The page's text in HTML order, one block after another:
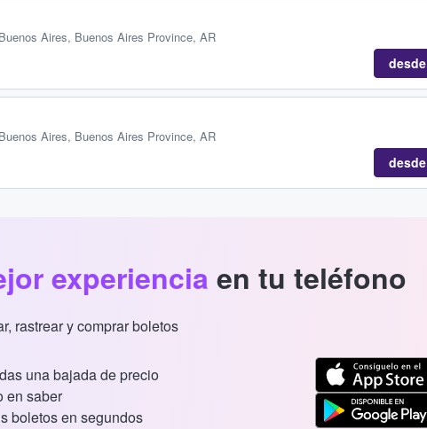
Buenos Aires, Buenos Aires Province, AR
desde
Buenos Aires, Buenos Aires Province, AR
desde
experiencia en tu teléfono
rastrear y comprar boletos
una bajada de precio
en saber
boletos en segundos